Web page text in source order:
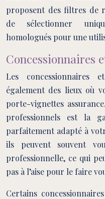
proposent des filtres de
de sélectionner
homologués pour une
Concessionnaires
Les concessionnaires
également des lieux où
porte-vignettes
professionnels est la
parfaitement adapté à
ils peuvent souvent
professionnelle, ce qui
pas à l’aise pour le faire
Certains